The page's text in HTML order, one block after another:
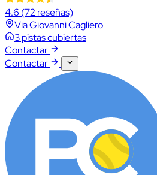
4.6 (72 reseñas)
Via Giovanni Cagliero
3 pistas cubiertas
Contactar
Contactar